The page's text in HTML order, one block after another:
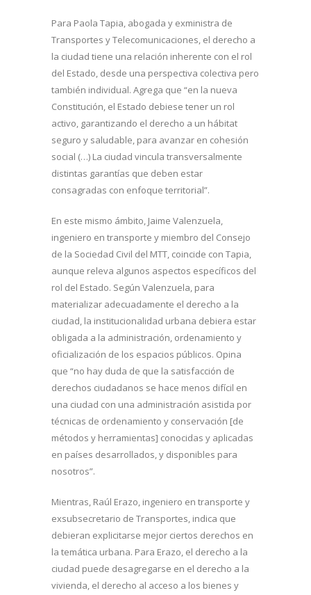
Para Paola Tapia, abogada y exministra de
Transportes y Telecomunicaciones, el derecho a
la ciudad tiene una relación inherente con el rol
del Estado, desde una perspectiva colectiva pero
también individual. Agrega que “en la nueva
Constitución, el Estado debiese tener un rol
activo, garantizando el derecho a un hábitat
seguro y saludable, para avanzar en cohesión
social (…) La ciudad vincula transversalmente
distintas garantías que deben estar
consagradas con enfoque territorial”.
En este mismo ámbito, Jaime Valenzuela,
ingeniero en transporte y miembro del Consejo
de la Sociedad Civil del MTT, coincide con Tapia,
aunque releva algunos aspectos específicos del
rol del Estado. Según Valenzuela, para
materializar adecuadamente el derecho a la
ciudad, la institucionalidad urbana debiera estar
obligada a la administración, ordenamiento y
oficialización de los espacios públicos. Opina
que “no hay duda de que la satisfacción de
derechos ciudadanos se hace menos difícil en
una ciudad con una administración asistida por
técnicas de ordenamiento y conservación [de
métodos y herramientas] conocidas y aplicadas
en países desarrollados, y disponibles para
nosotros”.
Mientras, Raúl Erazo, ingeniero en transporte y
exsubsecretario de Transportes, indica que
debieran explicitarse mejor ciertos derechos en
la temática urbana. Para Erazo, el derecho a la
ciudad puede desagregarse en el derecho a la
vivienda, el derecho al acceso a los bienes y